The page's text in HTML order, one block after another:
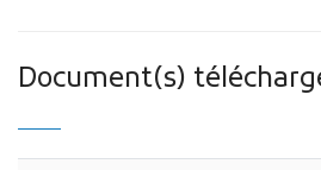
Document(s)